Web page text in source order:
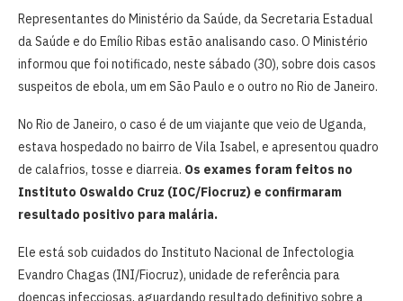
Representantes do Ministério da Saúde, da Secretaria Estadual
da Saúde e do Emílio Ribas estão analisando caso. O Ministério
informou que foi notificado, neste sábado (30), sobre dois casos
suspeitos de ebola, um em São Paulo e o outro no Rio de Janeiro.
No Rio de Janeiro, o caso é de um viajante que veio de Uganda,
estava hospedado no bairro de Vila Isabel, e apresentou quadro
de calafrios, tosse e diarreia. Os exames foram feitos no
Instituto Oswaldo Cruz (IOC/Fiocruz) e confirmaram
resultado positivo para malária.
Ele está sob cuidados do Instituto Nacional de Infectologia
Evandro Chagas (INI/Fiocruz), unidade de referência para
doenças infecciosas, aguardando resultado definitivo sobre a